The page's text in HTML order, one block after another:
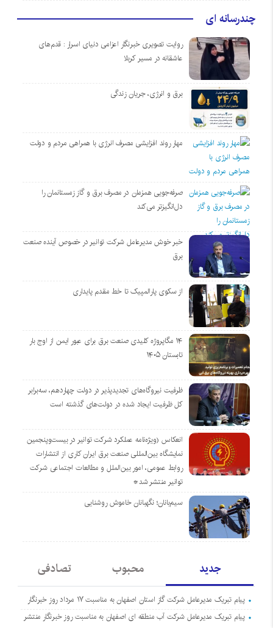
چندرسانه ای
روایت تصویری خبرنگار اعزامی دنیای اسرار : قدم‌های
عاشقانه در مسیر کربلا
برق و انرژی، جریان زندگی
مهار روند افزایشی مصرف انرژی با همراهی مردم و دولت
صرفه‌جویی همزمان در مصرف برق و گاز زمستانمان را
دل‌انگیزتر می‌کند
خبر خوش مدیرعامل شرکت توانیر در خصوص آینده صنعت
برق
از سکوی پارالمپیک تا خط مقدم پایداری
۱۴ مگاپروژه‌ کلیدی صنعت برق برای عبور ایمن از اوج بار
تابستان ۱۴۰۵
ظرفیت نیروگاه‌های تجدیدپذیر در دولت چهاردهم، سه‌برابر
کل ظرفیت ایجاد شده در دولت‌های گذشته است
انعکاس (ویژه‌نامه عملکرد شرکت توانیر در بیست‌وپنجمین
نمایشگاه بین‌المللی صنعت برق ایران کاری از انتشارات
روابط عمومی، امور بین‌الملل و مطالعات اجتماعی شرکت
توانیر منتشر شد*
سیم‌بانان؛ نگهبانان خاموش روشنایی
جدید محبوب تصادفی
پیام تبریک مدیرعامل شرکت گاز استان اصفهان به مناسبت ۱۷ مرداد روز خبرنگار
پیام تبریک مدیرعامل شرکت آب منطقه ای اصفهان به مناسبت روز خبرنگار منتشر